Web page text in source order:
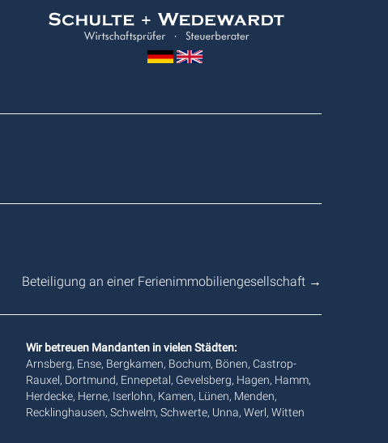
Beteiligung an einer Ferienimmobiliengesellschaft →
Wir betreuen Mandanten in vielen Städten:
Arnsberg, Ense, Bergkamen, Bochum, Bönen, Castrop-
Rauxel, Dortmund, Ennepetal, Gevelsberg, Hagen, Hamm,
Herdecke, Herne, Iserlohn, Kamen, Lünen, Menden,
Recklinghausen, Schwelm, Schwerte, Unna, Werl, Witten